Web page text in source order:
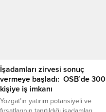
tüm tedbirlerin alındığı...
İşadamları zirvesi sonuç
vermeye başladı: OSB’de 300
kişiye iş imkanı
Yozgat’ın yatırım potansiyeli ve